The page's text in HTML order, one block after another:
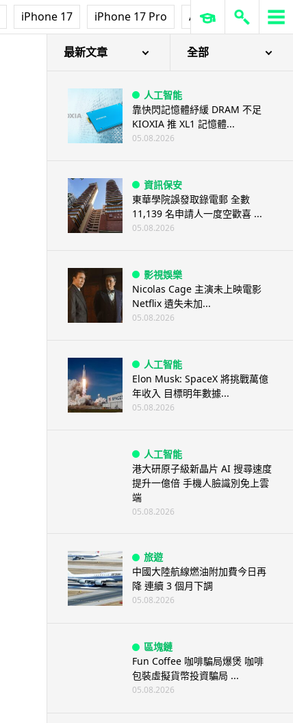
iPhone 17 iPhone 17 Pro AirPods Pro 3
最新文章 全部
人工智能
靠快閃記憶體紓緩 DRAM 不足
KIOXIA 推 XL1 記憶體...
05.08.2026
資訊保安
東華學院誤發取錄電郵 全數
11,139 名申請人一度空歡喜 ...
05.08.2026
影視娛樂
Nicolas Cage 主演未上映電影
Netflix 遺失未加...
05.08.2026
人工智能
Elon Musk: SpaceX 將挑戰萬億
年收入 目標明年數據...
05.08.2026
人工智能
港大研原子級新晶片 AI 搜尋速度
提升一億倍 手機人臉識別免上雲
端
05.08.2026
旅遊
中國大陸航線燃油附加費今日再
降 連續 3 個月下調
05.08.2026
區塊鏈
Fun Coffee 咖啡騙局爆煲 咖啡
包裝虛擬貨幣投資騙局 ...
05.08.2026